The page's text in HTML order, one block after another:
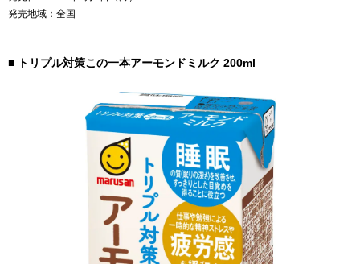
発売地域：全国
■ トリプル対策この一本アーモンドミルク 200ml